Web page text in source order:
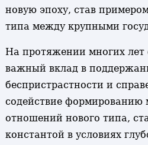
новую эпоху, став
типа между крупными
На протяжении многих лет
важный вклад в
беспристрастности и
содействие
отношений нового типа,
константой в условиях